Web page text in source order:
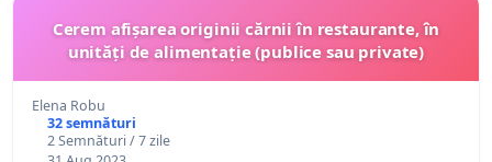
Cerem afișarea originii cărnii în restaurante, în
unități de alimentație (publice sau private)
Elena Robu
32 semnături
2 Semnături / 7 zile